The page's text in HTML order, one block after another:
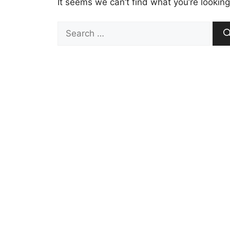
Search
for: